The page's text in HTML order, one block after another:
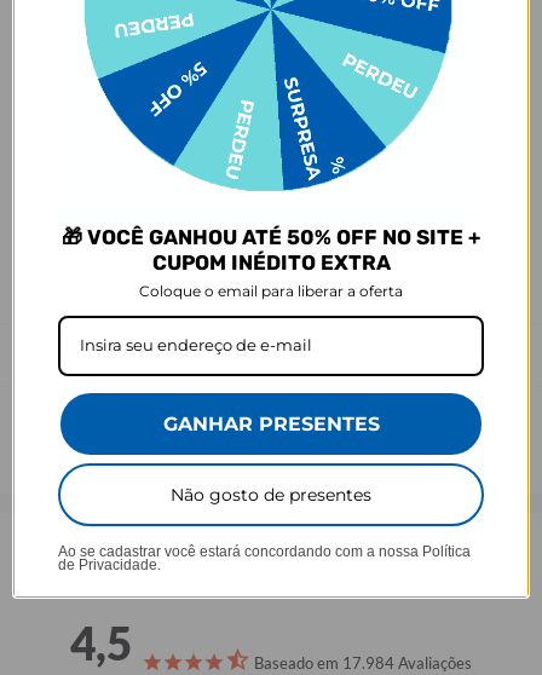
- Amarelamento: 6 meses;
- Demais defeitos de fábrica: 3 meses.
Ei, atenção aí!
Antes de garantir seu acessório, dá uma conferida no modelo do
seu celular! Os modelos 5G geralmente têm telas maiores que as
outras versões, então certifique-se de que o seu escolhido vai
combinar com seu smartphone! 😎📱
*Imagens meramente ilustrativas, o produto final pode sofrer uma
leve variação de cor/tonalidade.
Prazo de Postagem
Opinião dos consumidores
4,5 Baseado em 17.984 Avaliações
🎁 VOCÊ GANHOU ATÉ 50% OFF NO SITE +
CUPOM INÉDITO EXTRA
Coloque o email para liberar a oferta
GANHAR PRESENTES
Não gosto de presentes
Ao se cadastrar você estará concordando com a nossa Política
de Privacidade.